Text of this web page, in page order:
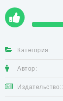
Категория:
Автор:
Издательство::